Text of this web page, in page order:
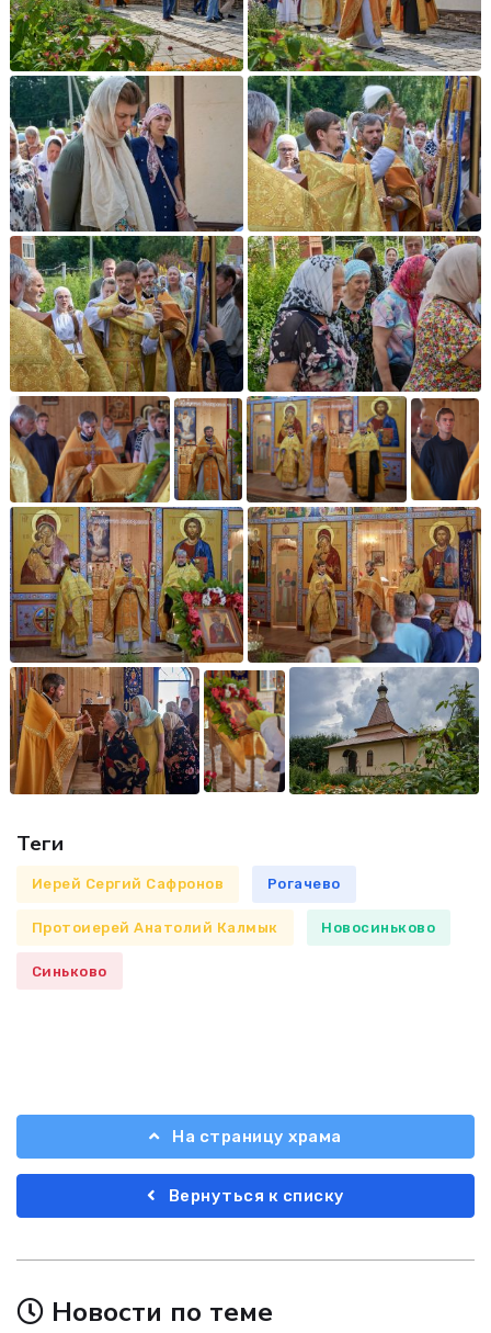
Теги
Иерей Сергий Сафронов Рогачево
Протоиерей Анатолий Калмык Новосиньково
Синьково
На страницу храма
Вернуться к списку
Новости по теме